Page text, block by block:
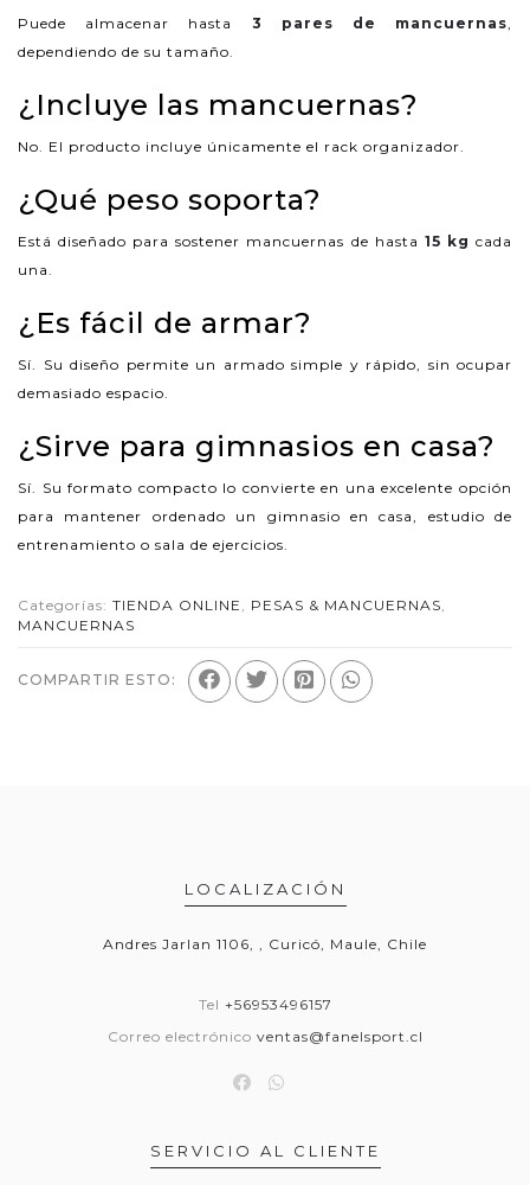
Puede almacenar hasta 3 pares de mancuernas,
dependiendo de su tamaño.
¿Incluye las mancuernas?
No. El producto incluye únicamente el rack organizador.
¿Qué peso soporta?
Está diseñado para sostener mancuernas de hasta 15 kg cada
una.
¿Es fácil de armar?
Sí. Su diseño permite un armado simple y rápido, sin ocupar
demasiado espacio.
¿Sirve para gimnasios en casa?
Sí. Su formato compacto lo convierte en una excelente opción
para mantener ordenado un gimnasio en casa, estudio de
entrenamiento o sala de ejercicios.
Categorías: TIENDA ONLINE , PESAS & MANCUERNAS,
MANCUERNAS
COMPARTIR ESTO:
LOCALIZACIÓN
Andres Jarlan 1106, , Curicó, Maule, Chile
Tel +56953496157
Correo electrónico ventas@fanelsport.cl
SERVICIO AL CLIENTE